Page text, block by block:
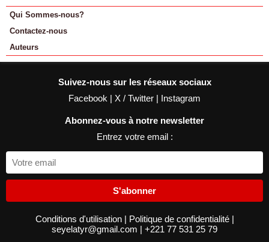
Qui Sommes-nous?
Contactez-nous
Auteurs
Suivez-nous sur les réseaux sociaux
Facebook | X / Twitter | Instagram
Abonnez-vous à notre newsletter
Entrez votre email :
S'abonner
Conditions d'utilisation | Politique de confidentialité |
seyelatyr@gmail.com | +221 77 531 25 79